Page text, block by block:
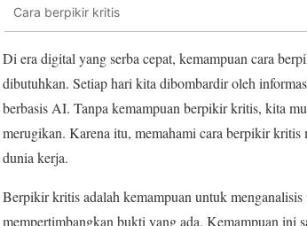
Cara berpikir kritis
Di era digital yang serba cepat, kemampuan cara
dibutuhkan. Setiap hari kita dibombardir oleh
berbasis AI. Tanpa kemampuan berpikir kritis, kita
merugikan. Karena itu, memahami cara berpikir
dunia kerja.
Berpikir kritis adalah kemampuan untuk
mempertimbangkan bukti yang ada. Kemampuan ini